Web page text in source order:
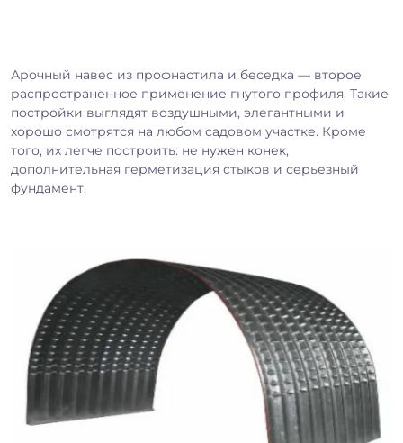
Арочный навес из профнастила и беседка — второе
распространенное применение гнутого профиля. Такие
постройки выглядят воздушными, элегантными и
хорошо смотрятся на любом садовом участке. Кроме
того, их легче построить: не нужен конек,
дополнительная герметизация стыков и серьезный
фундамент.